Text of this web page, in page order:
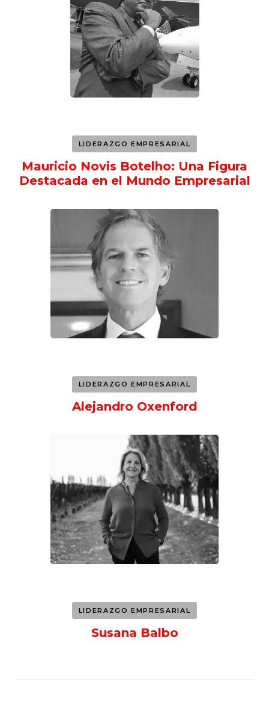
LIDERAZGO EMPRESARIAL
Mauricio Novis Botelho: Una Figura
Destacada en el Mundo Empresarial
LIDERAZGO EMPRESARIAL
Alejandro Oxenford
LIDERAZGO EMPRESARIAL
Susana Balbo